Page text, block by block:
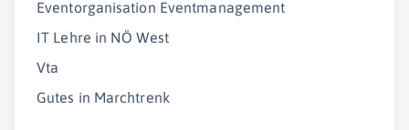
Eventorganisation Eventmanagement
IT Lehre in NÖ West
Vta
Gutes in Marchtrenk